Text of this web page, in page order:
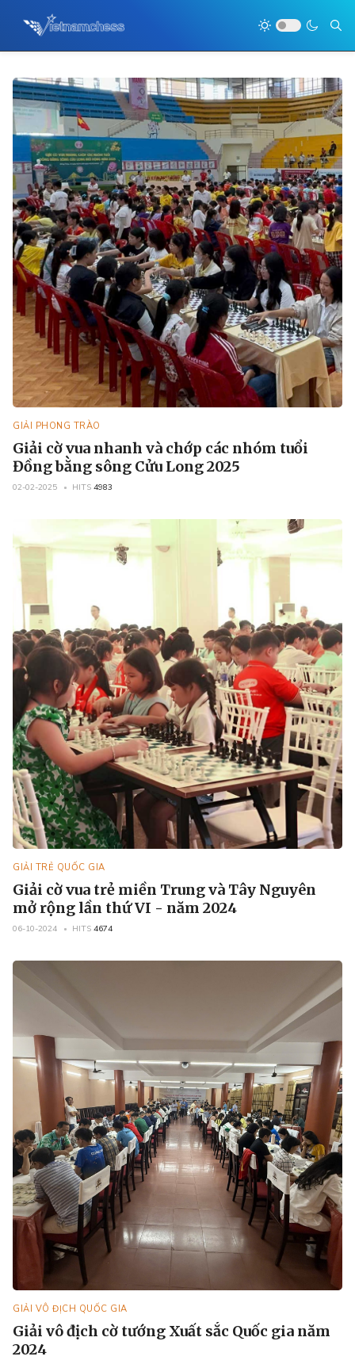
GIẢI PHONG TRÀO
Giải cờ vua nhanh và chớp các nhóm tuổi
Đồng bằng sông Cửu Long 2025
02-02-2025 HITS 4983
GIẢI TRẺ QUỐC GIA
Giải cờ vua trẻ miền Trung và Tây Nguyên
mở rộng lần thứ VI - năm 2024
06-10-2024 HITS 4674
GIẢI VÔ ĐỊCH QUỐC GIA
Giải vô địch cờ tướng Xuất sắc Quốc gia năm
2024